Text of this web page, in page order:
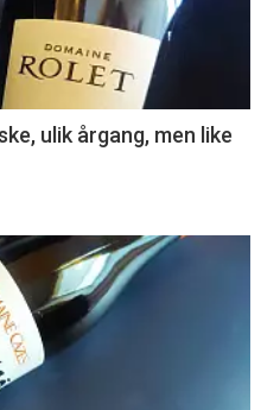
ulik årgang, men like